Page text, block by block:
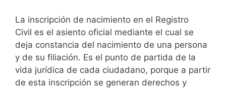
La inscripción de nacimiento en el Registro
Civil es el asiento oficial mediante el cual se
deja constancia del nacimiento de una persona
y de su filiación. Es el punto de partida de la
vida jurídica de cada ciudadano, porque a partir
de esta inscripción se generan derechos y